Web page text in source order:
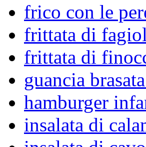
frico con le
frittata di
frittata di
guancia
hamburger
insalata di